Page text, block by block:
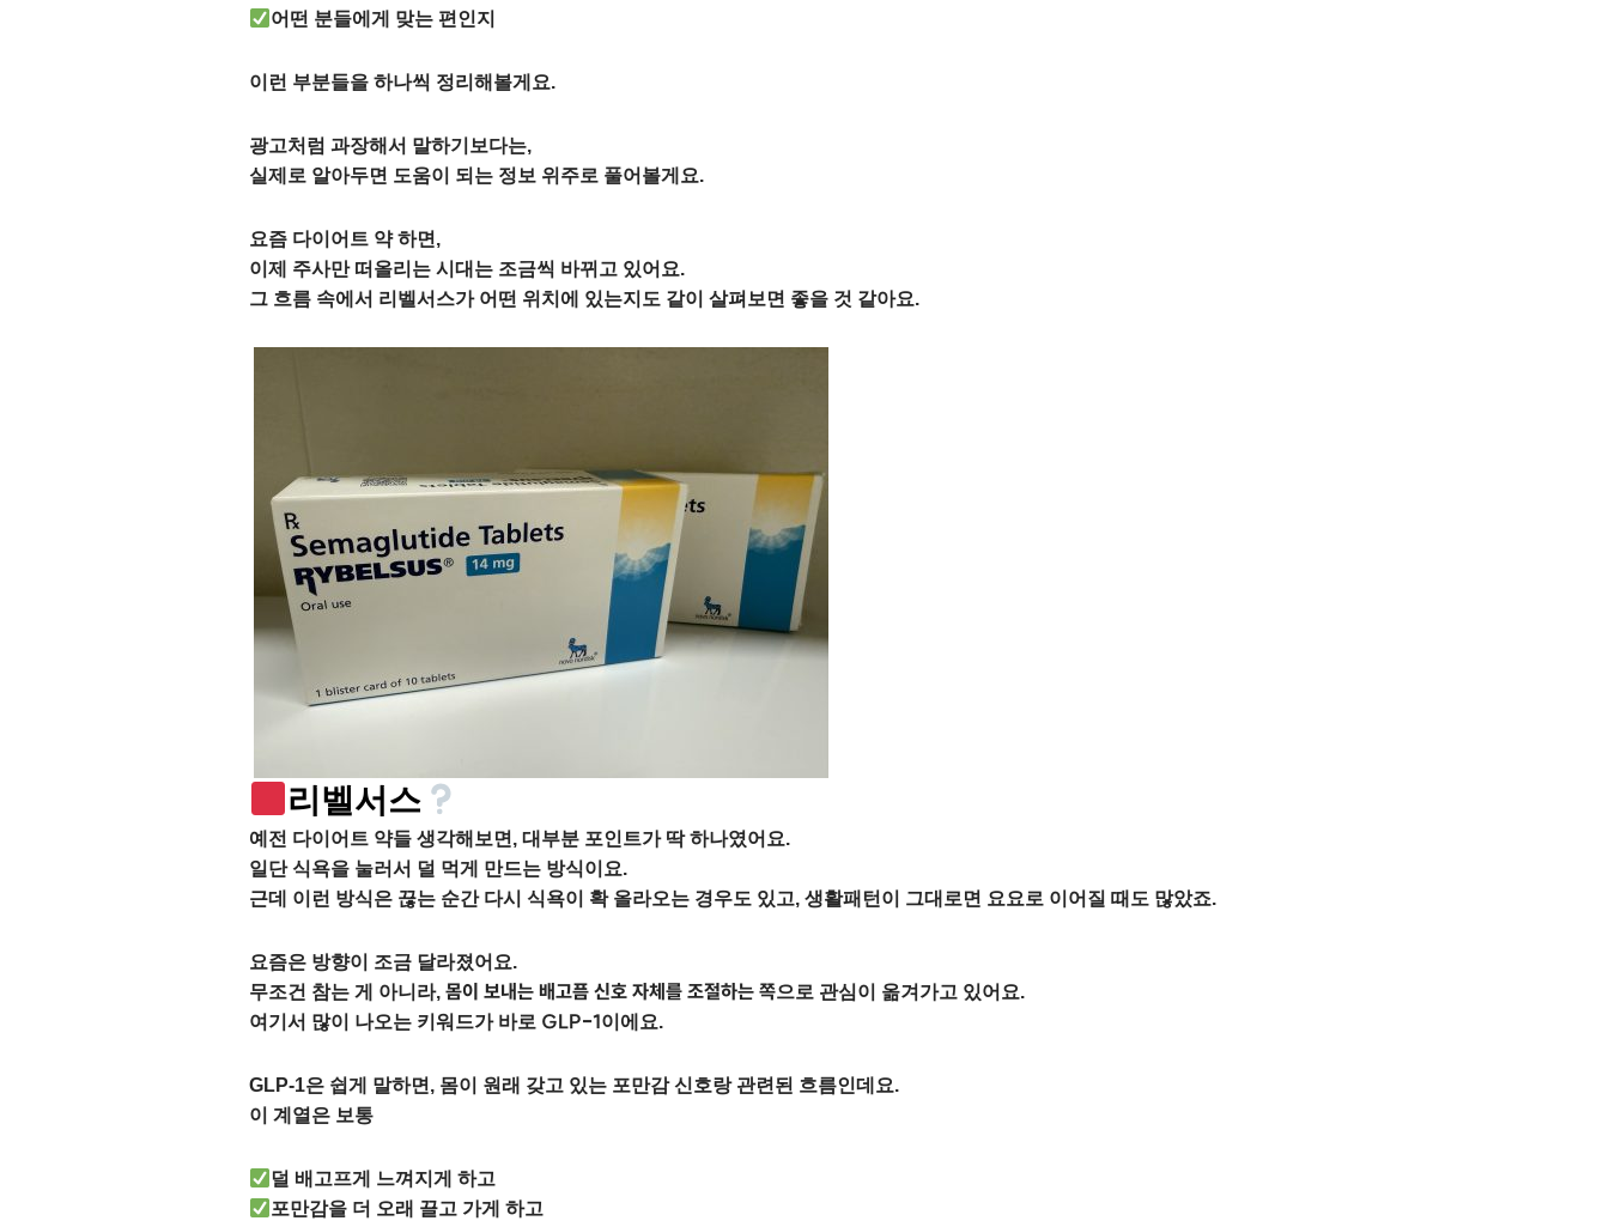
어떤 분들에게 맞는 편인지
이런 부분들을 하나씩 정리해볼게요.
광고처럼 과장해서 말하기보다는,
실제로 알아두면 도움이 되는 정보 위주로 풀어볼게요.
요즘 다이어트 약 하면,
이제 주사만 떠올리는 시대는 조금씩 바뀌고 있어요.
그 흐름 속에서 리벨서스가 어떤 위치에 있는지도 같이 살펴보면 좋을 것 같아요.
리벨서스
예전 다이어트 약들 생각해보면, 대부분 포인트가 딱 하나였어요.
일단 식욕을 눌러서 덜 먹게 만드는 방식이요.
근데 이런 방식은 끊는 순간 다시 식욕이 확 올라오는 경우도 있고, 생활패턴이 그대로면 요요로 이어질 때도 많았죠.
요즘은 방향이 조금 달라졌어요.
무조건 참는 게 아니라, 몸이 보내는 배고픔 신호 자체를 조절하는 쪽으로 관심이 옮겨가고 있어요.
여기서 많이 나오는 키워드가 바로 GLP-1이에요.
GLP-1은 쉽게 말하면, 몸이 원래 갖고 있는 포만감 신호랑 관련된 흐름인데요.
이 계열은 보통
덜 배고프게 느껴지게 하고
포만감을 더 오래 끌고 가게 하고